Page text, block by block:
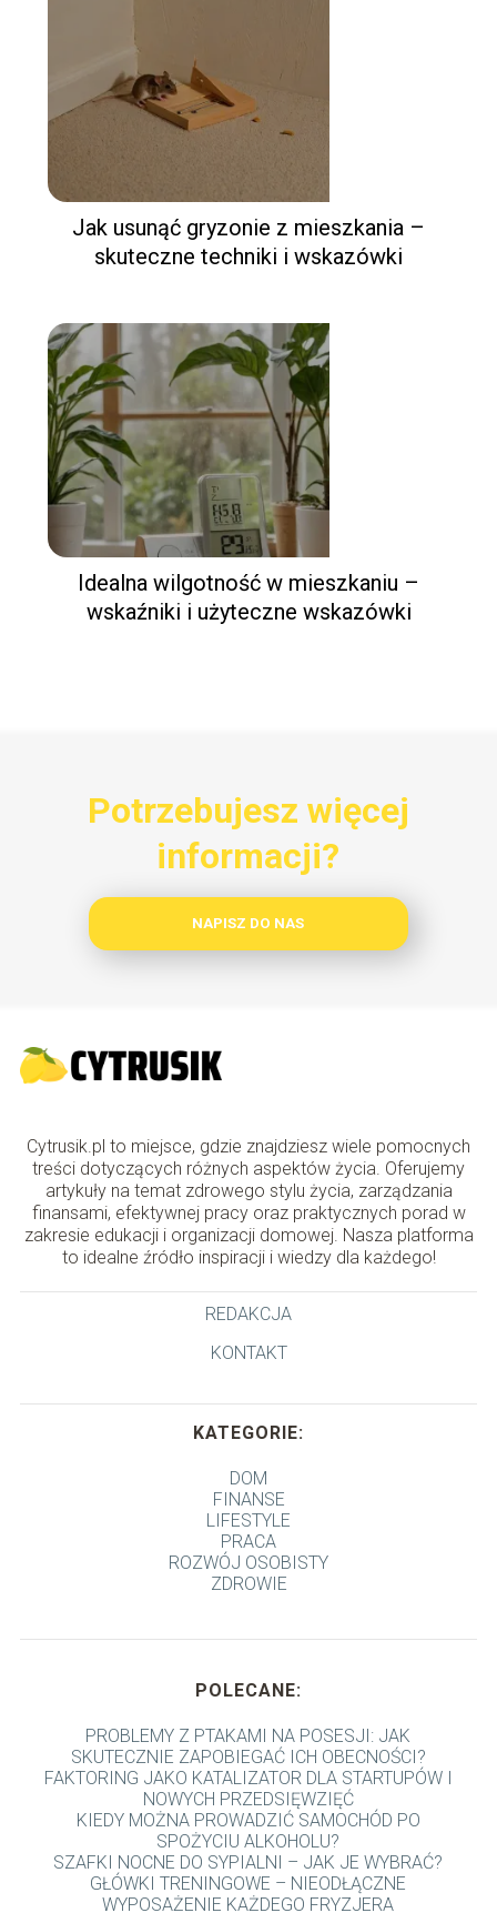
Jak usunąć gryzonie z mieszkania –
skuteczne techniki i wskazówki
Idealna wilgotność w mieszkaniu –
wskaźniki i użyteczne wskazówki
Potrzebujesz więcej
informacji?
NAPISZ DO NAS
Cytrusik.pl to miejsce, gdzie znajdziesz wiele pomocnych
treści dotyczących różnych aspektów życia. Oferujemy
artykuły na temat zdrowego stylu życia, zarządzania
finansami, efektywnej pracy oraz praktycznych porad w
zakresie edukacji i organizacji domowej. Nasza platforma
to idealne źródło inspiracji i wiedzy dla każdego!
REDAKCJA
KONTAKT
KATEGORIE:
DOM
FINANSE
LIFESTYLE
PRACA
ROZWÓJ OSOBISTY
ZDROWIE
POLECANE:
PROBLEMY Z PTAKAMI NA POSESJI: JAK
SKUTECZNIE ZAPOBIEGAĆ ICH OBECNOŚCI?
FAKTORING JAKO KATALIZATOR DLA STARTUPÓW I
NOWYCH PRZEDSIĘWZIĘĆ
KIEDY MOŻNA PROWADZIĆ SAMOCHÓD PO
SPOŻYCIU ALKOHOLU?
SZAFKI NOCNE DO SYPIALNI – JAK JE WYBRAĆ?
GŁÓWKI TRENINGOWE – NIEODŁĄCZNE
WYPOSAŻENIE KAŻDEGO FRYZJERA